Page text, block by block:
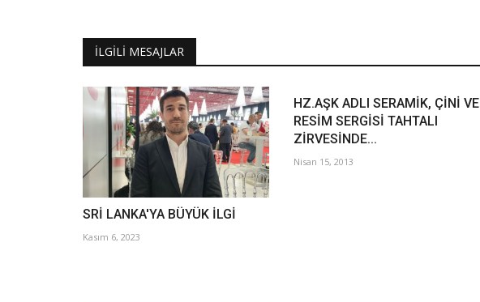
İLGILI MESAJLAR
SRİ LANKA'YA BÜYÜK İLGİ
Kasım 6, 2023
HZ.AŞK ADLI SERAMİK, ÇİNİ VE
RESİM SERGİSİ TAHTALI
ZİRVESİNDE...
Nisan 15, 2013